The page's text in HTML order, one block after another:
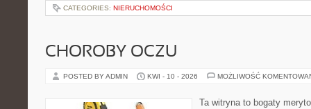
CATEGORIES: NIERUCHOMOŚCI
CHOROBY OCZU
POSTED BY ADMIN KWI - 10 - 2026 MOŻLIWOŚĆ
Ta witryna to bogaty